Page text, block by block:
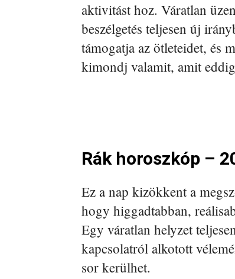
aktivitást hoz. Váratlan
beszélgetés teljesen új
támogatja az ötleteidet, és
kimondj valamit, amit
Rák horoszkóp –
Ez a nap kizökkent a
hogy higgadtabban,
Egy váratlan helyzet
kapcsolatról alkotott
sor kerülhet.